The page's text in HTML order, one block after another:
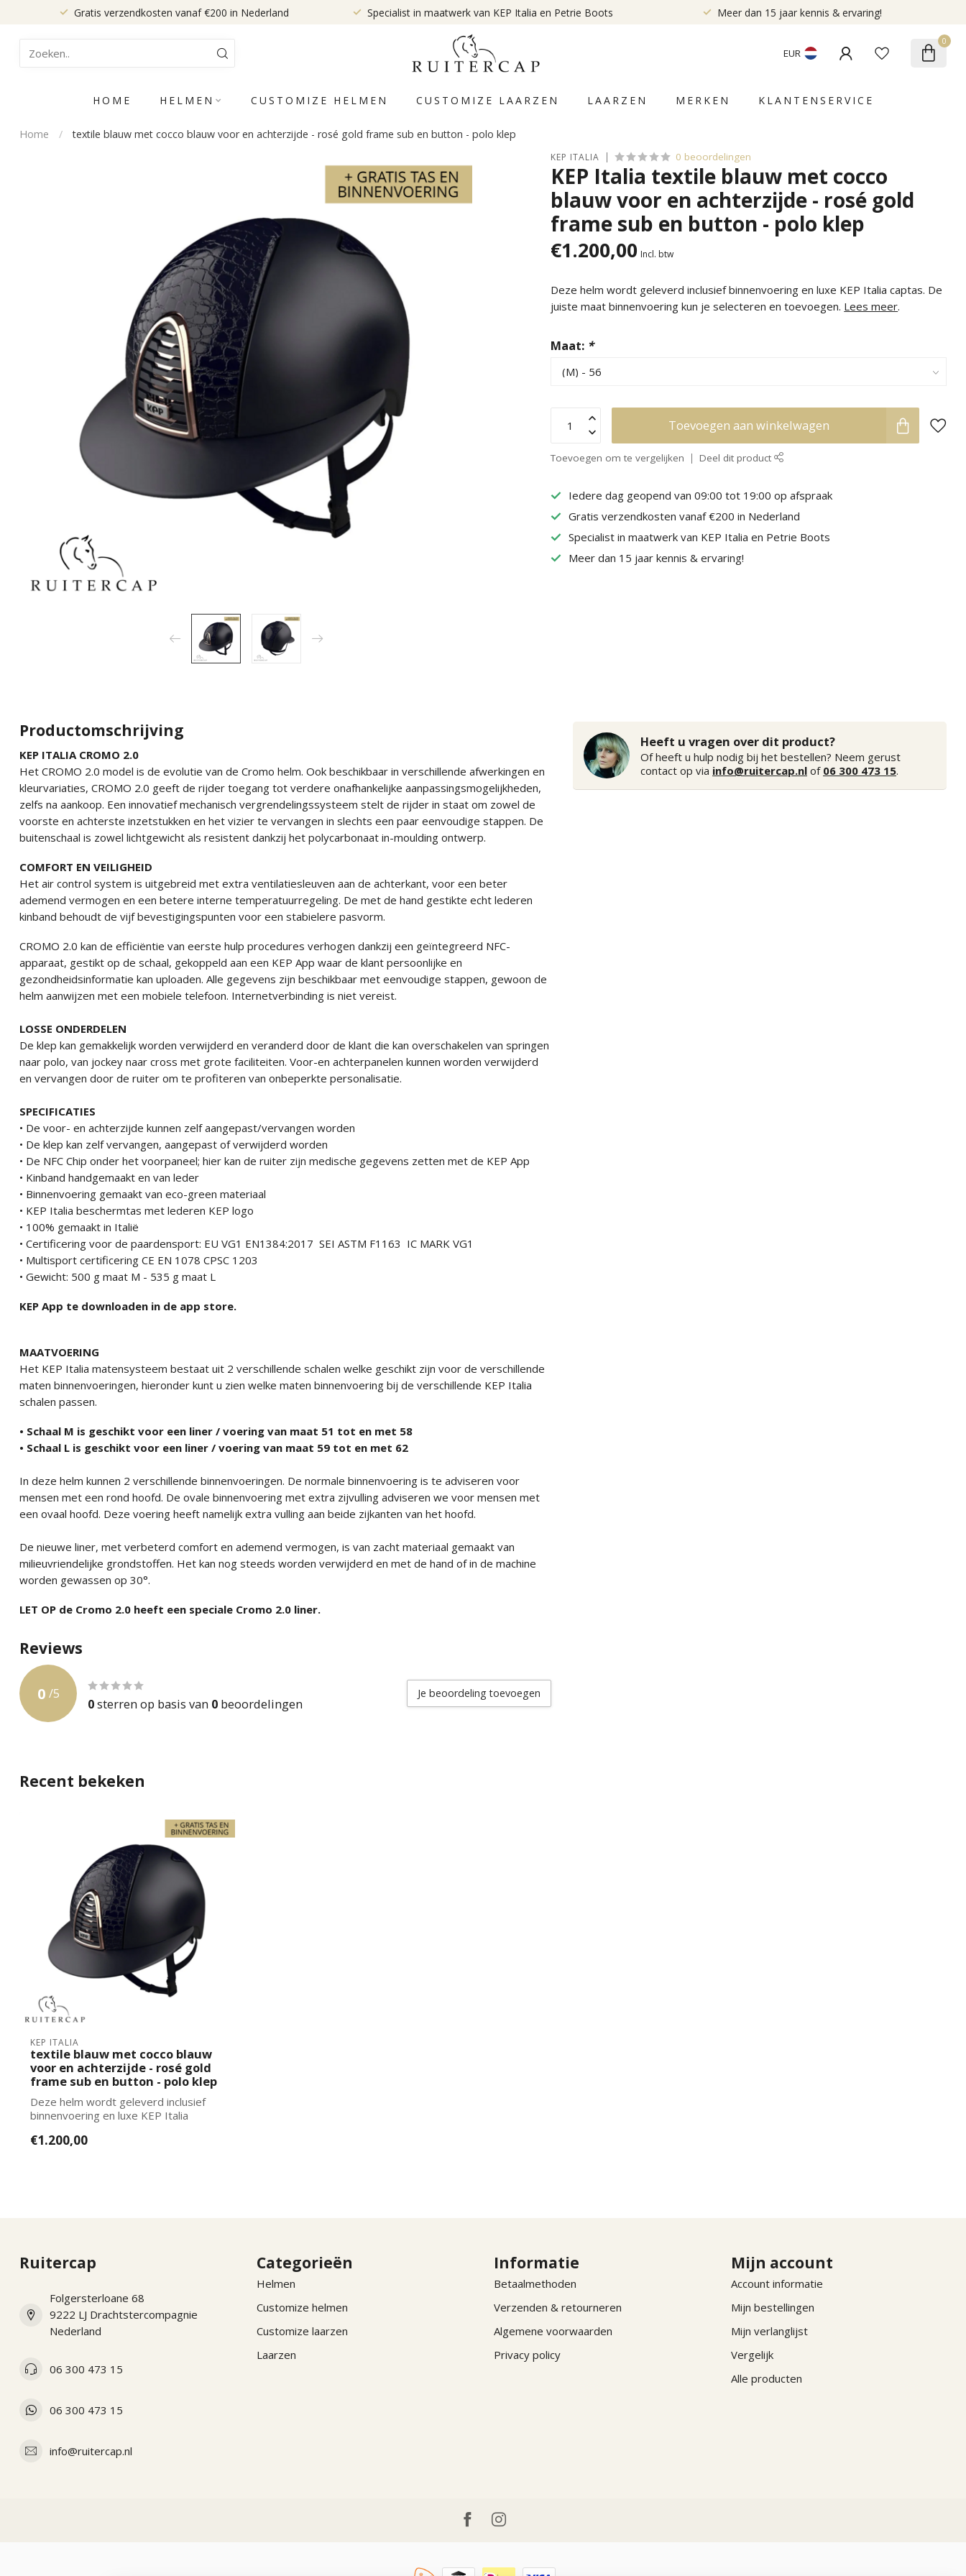
Gratis verzendkosten vanaf €200 in Nederland Specialist in maatwerk van KEP Italia en Petrie Boots Meer dan 15 jaar kennis & ervaring!
EUR
0
HOME HELMEN CUSTOMIZE HELMEN CUSTOMIZE LAARZEN LAARZEN MERKEN KLANTENSERVICE
Home / textile blauw met cocco blauw voor en achterzijde - rosé gold frame sub en button - polo klep
KEP ITALIA 0 beoordelingen
KEP Italia textile blauw met cocco
blauw voor en achterzijde - rosé gold
frame sub en button - polo klep
€1.200,00 Incl. btw
Deze helm wordt geleverd inclusief binnenvoering en luxe KEP Italia captas. De
juiste maat binnenvoering kun je selecteren en toevoegen. Lees meer.
Maat: *
Toevoegen aan winkelwagen
Toevoegen om te vergelijken Deel dit product
Iedere dag geopend van 09:00 tot 19:00 op afspraak
Gratis verzendkosten vanaf €200 in Nederland
Specialist in maatwerk van KEP Italia en Petrie Boots
Meer dan 15 jaar kennis & ervaring!
Productomschrijving
KEP ITALIA CROMO 2.0
Het CROMO 2.0 model is de evolutie van de Cromo helm. Ook beschikbaar in verschillende afwerkingen en
kleurvariaties, CROMO 2.0 geeft de rijder toegang tot verdere onafhankelijke aanpassingsmogelijkheden,
zelfs na aankoop. Een innovatief mechanisch vergrendelingssysteem stelt de rijder in staat om zowel de
voorste en achterste inzetstukken en het vizier te vervangen in slechts een paar eenvoudige stappen. De
buitenschaal is zowel lichtgewicht als resistent dankzij het polycarbonaat in-moulding ontwerp.
COMFORT EN VEILIGHEID
Het air control system is uitgebreid met extra ventilatiesleuven aan de achterkant, voor een beter
ademend vermogen en een betere interne temperatuurregeling. De met de hand gestikte echt lederen
kinband behoudt de vijf bevestigingspunten voor een stabielere pasvorm.
CROMO 2.0 kan de efficiëntie van eerste hulp procedures verhogen dankzij een geïntegreerd NFC-
apparaat, gestikt op de schaal, gekoppeld aan een KEP App waar de klant persoonlijke en
gezondheidsinformatie kan uploaden. Alle gegevens zijn beschikbaar met eenvoudige stappen, gewoon de
helm aanwijzen met een mobiele telefoon. Internetverbinding is niet vereist.
LOSSE ONDERDELEN
De klep kan gemakkelijk worden verwijderd en veranderd door de klant die kan overschakelen van springen
naar polo, van jockey naar cross met grote faciliteiten. Voor-en achterpanelen kunnen worden verwijderd
en vervangen door de ruiter om te profiteren van onbeperkte personalisatie.
SPECIFICATIES
• De voor- en achterzijde kunnen zelf aangepast/vervangen worden
• De klep kan zelf vervangen, aangepast of verwijderd worden
• De NFC Chip onder het voorpaneel; hier kan de ruiter zijn medische gegevens zetten met de KEP App
• Kinband handgemaakt en van leder
• Binnenvoering gemaakt van eco-green materiaal
• KEP Italia beschermtas met lederen KEP logo
• 100% gemaakt in Italië
• Certificering voor de paardensport: EU VG1 EN1384:2017 SEI ASTM F1163 IC MARK VG1
• Multisport certificering CE EN 1078 CPSC 1203
• Gewicht: 500 g maat M - 535 g maat L
KEP App te downloaden in de app store.
MAATVOERING
Het KEP Italia matensysteem bestaat uit 2 verschillende schalen welke geschikt zijn voor de verschillende
maten binnenvoeringen, hieronder kunt u zien welke maten binnenvoering bij de verschillende KEP Italia
schalen passen.
• Schaal M is geschikt voor een liner / voering van maat 51 tot en met 58
• Schaal L is geschikt voor een liner / voering van maat 59 tot en met 62
In deze helm kunnen 2 verschillende binnenvoeringen. De normale binnenvoering is te adviseren voor
mensen met een rond hoofd. De ovale binnenvoering met extra zijvulling adviseren we voor mensen met
een ovaal hoofd. Deze voering heeft namelijk extra vulling aan beide zijkanten van het hoofd.
De nieuwe liner, met verbeterd comfort en ademend vermogen, is van zacht materiaal gemaakt van
milieuvriendelijke grondstoffen. Het kan nog steeds worden verwijderd en met de hand of in de machine
worden gewassen op 30°.
LET OP de Cromo 2.0 heeft een speciale Cromo 2.0 liner.
Reviews
0 /5
0sterren op basis van 0 beoordelingen
Je beoordeling toevoegen
Heeft u vragen over dit product?
Of heeft u hulp nodig bij het bestellen? Neem gerust
contact op via info@ruitercap.nl of 06 300 473 15.
Recent bekeken
KEP ITALIA
textile blauw met cocco blauw
voor en achterzijde - rosé gold
frame sub en button - polo klep
Deze helm wordt geleverd inclusief
binnenvoering en luxe KEP Italia
€1.200,00
Ruitercap
Folgersterloane 68
9222 LJ Drachtstercompagnie
Nederland
06 300 473 15
06 300 473 15
info@ruitercap.nl
Categorieën
Helmen
Customize helmen
Customize laarzen
Laarzen
Informatie
Betaalmethoden
Verzenden & retourneren
Algemene voorwaarden
Privacy policy
Mijn account
Account informatie
Mijn bestellingen
Mijn verlanglijst
Vergelijk
Alle producten